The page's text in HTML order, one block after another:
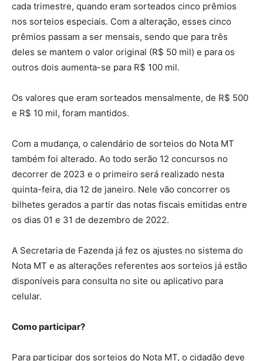
cada trimestre, quando eram sorteados cinco prêmios
nos sorteios especiais. Com a alteração, esses cinco
prêmios passam a ser mensais, sendo que para três
deles se mantem o valor original (R$ 50 mil) e para os
outros dois aumenta-se para R$ 100 mil.
Os valores que eram sorteados mensalmente, de R$ 500
e R$ 10 mil, foram mantidos.
Com a mudança, o calendário de sorteios do Nota MT
também foi alterado. Ao todo serão 12 concursos no
decorrer de 2023 e o primeiro será realizado nesta
quinta-feira, dia 12 de janeiro. Nele vão concorrer os
bilhetes gerados a partir das notas fiscais emitidas entre
os dias 01 e 31 de dezembro de 2022.
A Secretaria de Fazenda já fez os ajustes no sistema do
Nota MT e as alterações referentes aos sorteios já estão
disponíveis para consulta no site ou aplicativo para
celular.
Como participar?
Para participar dos sorteios do Nota MT, o cidadão deve